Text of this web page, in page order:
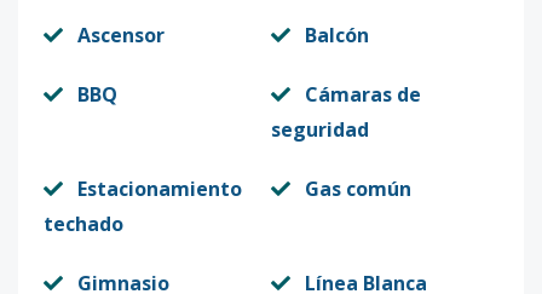
Ascensor Balcón
BBQ
Cámaras de
seguridad
Estacionamiento
techado
Gas común
Gimnasio Línea Blanca